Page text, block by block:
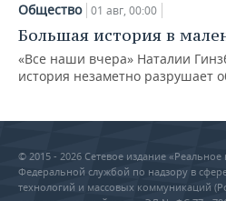
Общество 01 авг, 00:00
Большая история в
«Все наши вчера» Наталии
история незаметно разрушает
© 2015 - 2026 Сетевое издание
Федеральной службой по надзору в
технологий и массовых коммуникаций